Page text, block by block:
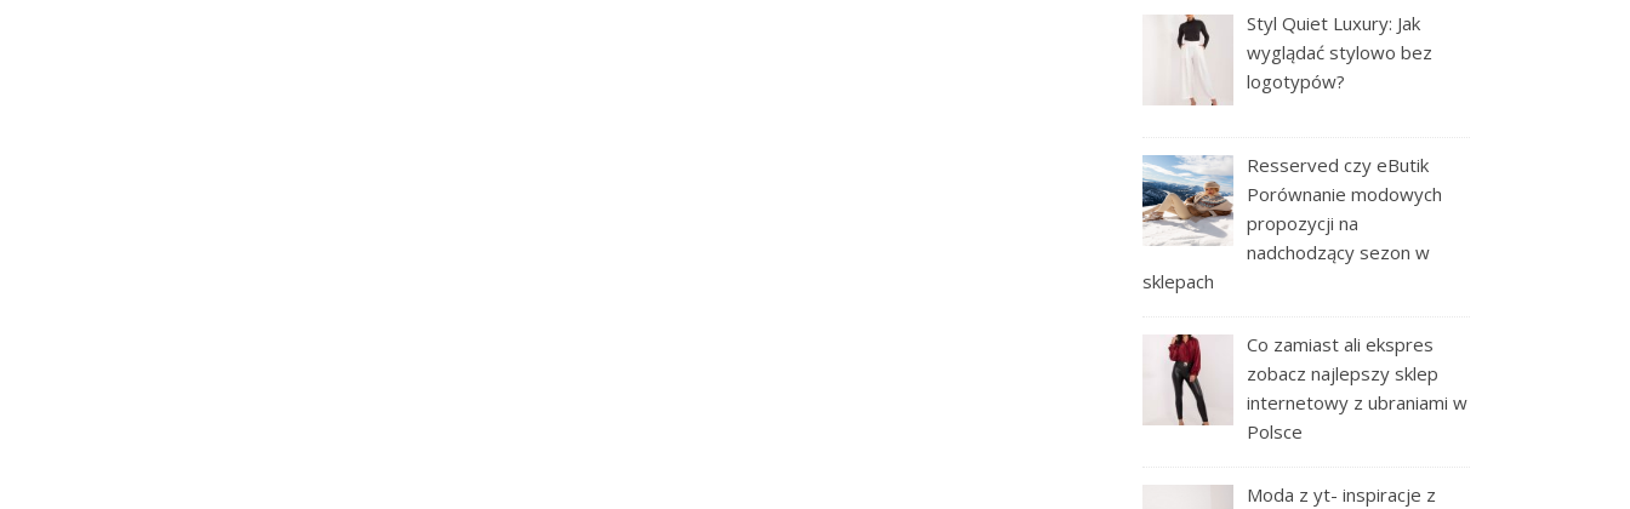
Styl Quiet Luxury: Jak
wyglądać stylowo bez
logotypów?
Resserved czy eButik
Porównanie modowych
propozycji na
nadchodzący sezon w
sklepach
Co zamiast ali ekspres
zobacz najlepszy sklep
internetowy z ubraniami w
Polsce
Moda z yt- inspiracje z